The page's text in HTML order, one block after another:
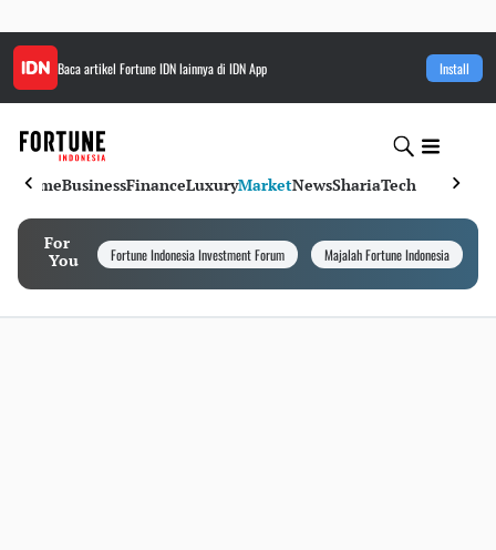
Baca artikel Fortune IDNlainnya di IDN App Install
HomeBusinessFinanceLuxuryMarketNewsShariaTech
For
You
Fortune Indonesia Investment Forum Majalah Fortune Indonesia